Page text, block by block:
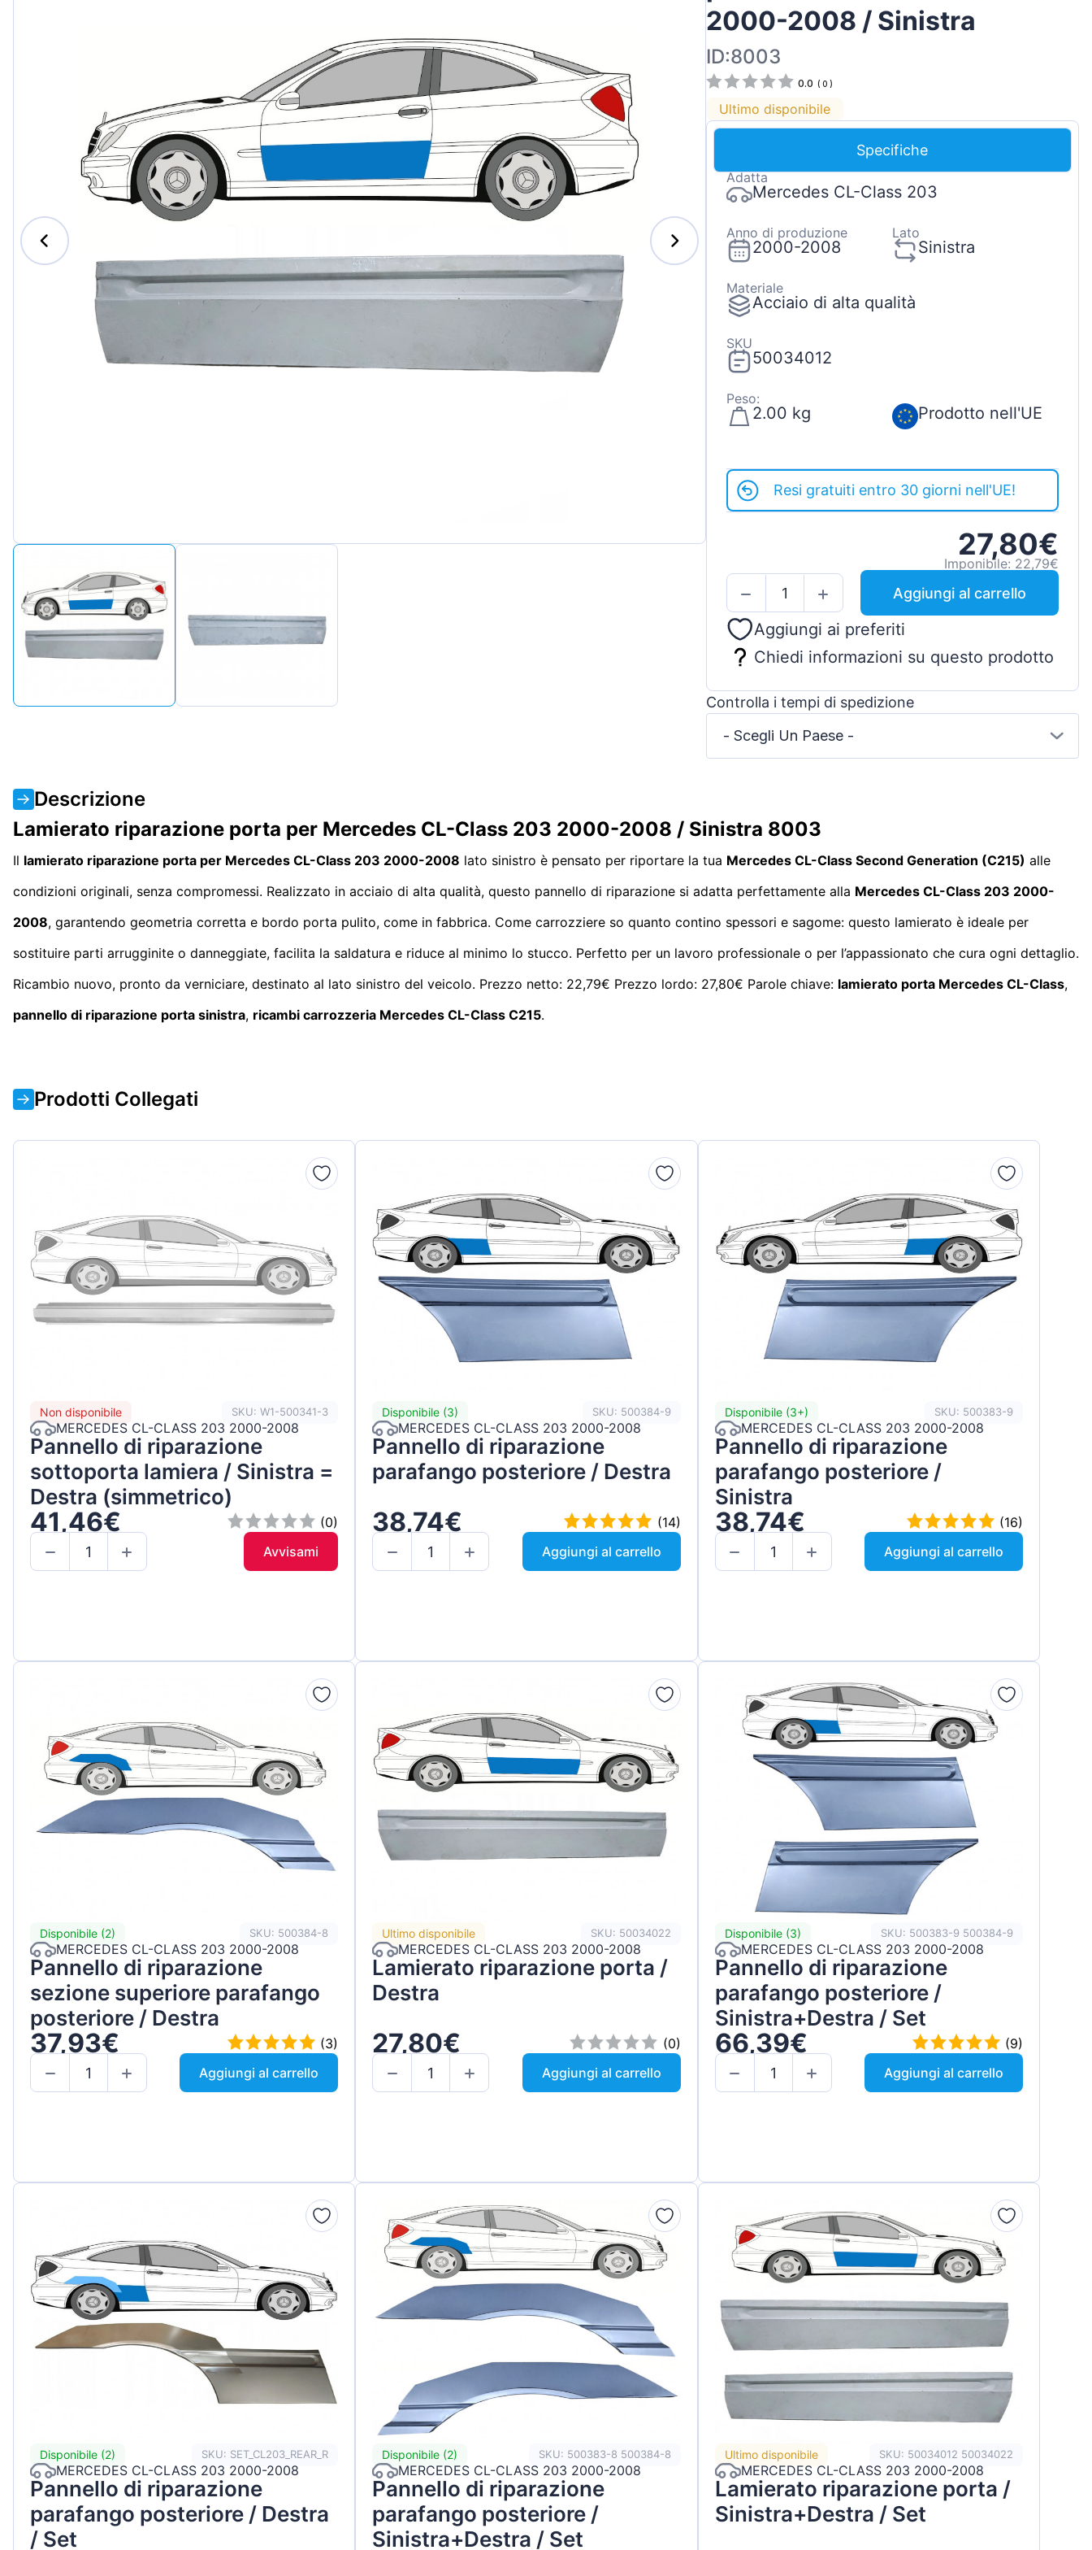
Magyar
Slovenian
Latvian
Honda
Iveco
Kia
Mazda
Mercedes-Benz
Tesla
2000-2008 / Sinistra
ID:8003
0.0 ( 0 )
Ultimo disponibile
Specifiche
Adatta
Mercedes CL-Class 203
Anno di produzione
2000-2008
Lato
Sinistra
Materiale
Acciaio di alta qualità
SKU
50034012
Peso:
2.00 kg Prodotto nell'UE
Resi gratuiti entro 30 giorni nell'UE!
27,80€
Imponibile: 22,79€
Aggiungi al carrello
Aggiungi ai preferiti
Chiedi informazioni su questo prodotto
Controlla i tempi di spedizione
- Scegli Un Paese -
Descrizione
Lamierato riparazione porta per Mercedes CL-Class 203 2000-2008 / Sinistra 8003
Il lamierato riparazione porta per Mercedes CL-Class 203 2000-2008 lato sinistro è pensato per riportare la tua Mercedes CL-Class Second Generation (C215) alle
condizioni originali, senza compromessi. Realizzato in acciaio di alta qualità, questo pannello di riparazione si adatta perfettamente alla Mercedes CL-Class 203 2000-
2008, garantendo geometria corretta e bordo porta pulito, come in fabbrica. Come carrozziere so quanto contino spessori e sagome: questo lamierato è ideale per
sostituire parti arrugginite o danneggiate, facilita la saldatura e riduce al minimo lo stucco. Perfetto per un lavoro professionale o per l’appassionato che cura ogni dettaglio.
Ricambio nuovo, pronto da verniciare, destinato al lato sinistro del veicolo. Prezzo netto: 22,79€ Prezzo lordo: 27,80€ Parole chiave: lamierato porta Mercedes CL-Class,
pannello di riparazione porta sinistra, ricambi carrozzeria Mercedes CL-Class C215.
Prodotti Collegati
Non disponibile SKU: W1-500341-3
MERCEDES CL-CLASS 203 2000-2008
Pannello di riparazione
sottoporta lamiera / Sinistra =
Destra (simmetrico)
41,46€
(0)
Avvisami
Disponibile (3) SKU: 500384-9
MERCEDES CL-CLASS 203 2000-2008
Pannello di riparazione
parafango posteriore / Destra
38,74€
(14)
Aggiungi al carrello
Disponibile (3+) SKU: 500383-9
MERCEDES CL-CLASS 203 2000-2008
Pannello di riparazione
parafango posteriore /
Sinistra
38,74€
(16)
Aggiungi al carrello
Disponibile (2) SKU: 500384-8
MERCEDES CL-CLASS 203 2000-2008
Pannello di riparazione
sezione superiore parafango
posteriore / Destra
37,93€
(3)
Aggiungi al carrello
Ultimo disponibile SKU: 50034022
MERCEDES CL-CLASS 203 2000-2008
Lamierato riparazione porta /
Destra
27,80€
(0)
Aggiungi al carrello
Disponibile (3) SKU: 500383-9 500384-9
MERCEDES CL-CLASS 203 2000-2008
Pannello di riparazione
parafango posteriore /
Sinistra+Destra / Set
66,39€
(9)
Aggiungi al carrello
Disponibile (2) SKU: SET_CL203_REAR_R
MERCEDES CL-CLASS 203 2000-2008
Pannello di riparazione
parafango posteriore / Destra
/ Set
Disponibile (2) SKU: 500383-8 500384-8
MERCEDES CL-CLASS 203 2000-2008
Pannello di riparazione
parafango posteriore /
Sinistra+Destra / Set
Ultimo disponibile SKU: 50034012 50034022
MERCEDES CL-CLASS 203 2000-2008
Lamierato riparazione porta /
Sinistra+Destra / Set